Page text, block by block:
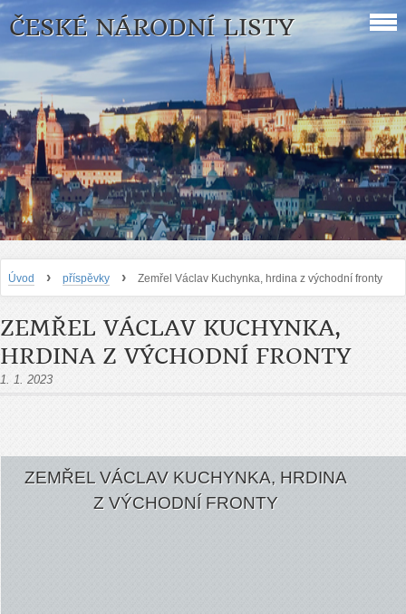
ČESKÉ NÁRODNÍ LISTY
Úvod › příspěvky › Zemřel Václav Kuchynka, hrdina z východní fronty
ZEMŘEL VÁCLAV KUCHYNKA,
HRDINA Z VÝCHODNÍ FRONTY
1. 1. 2023
ZEMŘEL VÁCLAV KUCHYNKA, HRDINA
Z VÝCHODNÍ FRONTY